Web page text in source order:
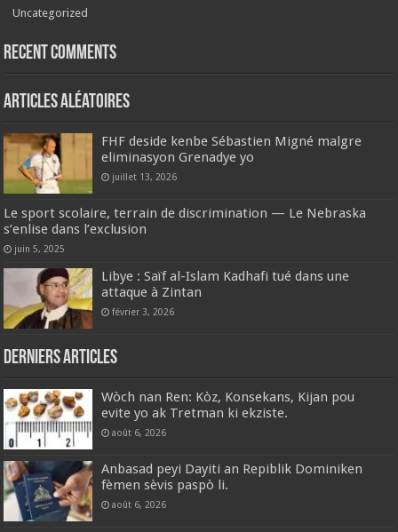
Uncategorized
Recent Comments
Articles aléatoires
FHF deside kenbe Sébastien Migné malgre
eliminasyon Grenadye yo
juillet 13, 2026
Le sport scolaire, terrain de discrimination — Le Nebraska
s’enlise dans l’exclusion
juin 5, 2025
Libye : Saïf al-Islam Kadhafi tué dans une
attaque à Zintan
février 3, 2026
Derniers articles
Wòch nan Ren: Kòz, Konsekans, Kijan pou
evite yo ak Tretman ki ekziste.
août 6, 2026
Anbasad peyi Dayiti an Repiblik Dominiken
fèmen sèvis paspò li.
août 6, 2026